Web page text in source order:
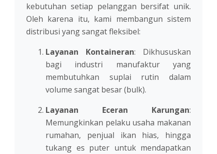
kebutuhan setiap pelanggan bersifat unik.
Oleh karena itu, kami membangun sistem
distribusi yang sangat fleksibel:
Layanan Kontaineran: Dikhususkan
bagi industri manufaktur yang
membutuhkan suplai rutin dalam
volume sangat besar (bulk).
Layanan Eceran Karungan:
Memungkinkan pelaku usaha makanan
rumahan, penjual ikan hias, hingga
tukang es puter untuk mendapatkan